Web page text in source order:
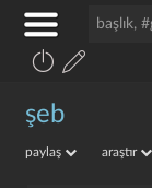
şeb
paylaş araştır